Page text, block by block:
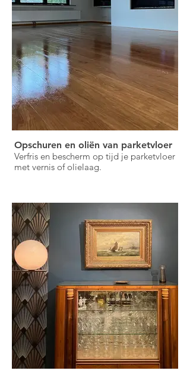
Opschuren en oliën van parketvloer
Verfris en bescherm op tijd je parketvloer
met vernis of olielaag.